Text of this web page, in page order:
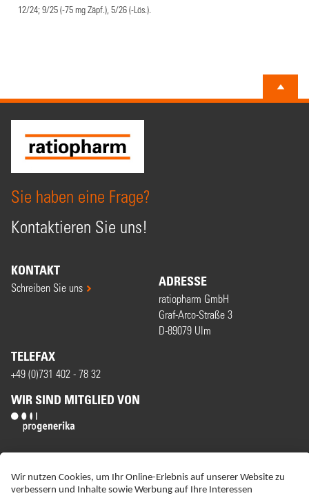
12/24; 9/25 (-75 mg Zäpf.), 5/26 (-Lös.).
Sie haben eine Frage?
Kontaktieren Sie uns!
KONTAKT
Schreiben Sie uns ADRESSE
ratiopharm GmbH
Graf-Arco-Straße 3
D-89079 Ulm
TELEFAX
+49 (0)731 402 - 78 32
WIR SIND MITGLIED VON
ERKLÄRUNG ZUR BARRIEREFREIHEIT